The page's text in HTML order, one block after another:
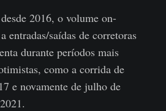
2016, o volume on-
entradas/saídas de corretoras
durante períodos mais
como a corrida de
e novamente de julho de